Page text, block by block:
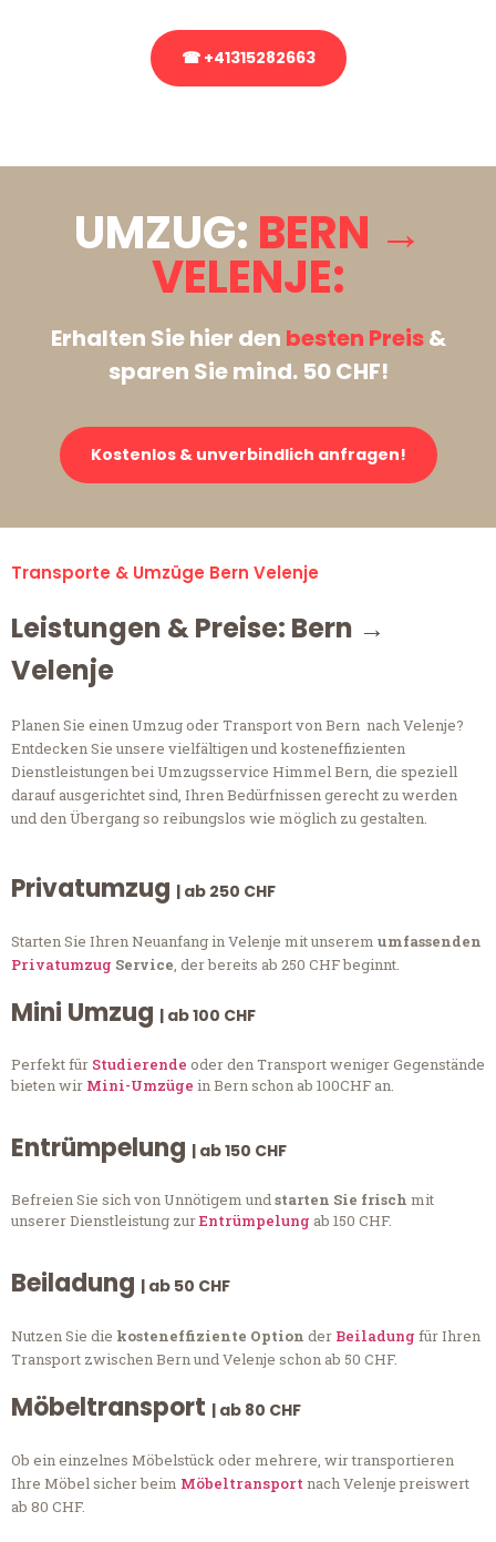
☎ +41315282663
UMZUG: BERN →
VELENJE:
Erhalten Sie hier den besten Preis&
sparen Sie mind. 50 CHF!
Kostenlos & unverbindlich anfragen!
Transporte & Umzüge Bern Velenje
Leistungen & Preise: Bern →
Velenje
Planen Sie einen Umzug oder Transport von Bern nach Velenje?
Entdecken Sie unsere vielfältigen und kosteneffizienten
Dienstleistungen bei Umzugsservice Himmel Bern, die speziell
darauf ausgerichtet sind, Ihren Bedürfnissen gerecht zu werden
und den Übergang so reibungslos wie möglich zu gestalten.
Privatumzug | ab 250 CHF
Starten Sie Ihren Neuanfang in Velenje mit unserem umfassenden
Privatumzug Service, der bereits ab 250 CHF beginnt.
Mini Umzug | ab 100 CHF
Perfekt für Studierende oder den Transport weniger Gegenstände
bieten wir Mini-Umzüge in Bern schon ab 100CHF an.
Entrümpelung | ab 150 CHF
Befreien Sie sich von Unnötigem undstarten Sie frisch mit
unserer Dienstleistung zurEntrümpelung ab 150 CHF.
Beiladung | ab 50 CHF
Nutzen Sie die kosteneffiziente Option der Beiladung für Ihren
Transport zwischen Bern und Velenje schon ab 50 CHF.
Möbeltransport | ab 80 CHF
Ob ein einzelnes Möbelstück oder mehrere, wir transportieren
Ihre Möbel sicher beim Möbeltransportnach Velenje preiswert
ab 80 CHF.